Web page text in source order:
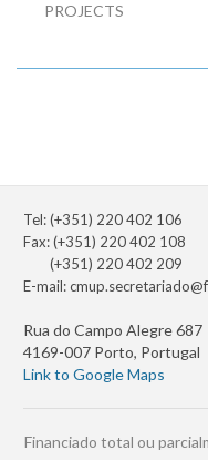
PROJECTS
Tel: (+351) 220 402 106
Fax: (+351) 220 402 108
(+351) 220 402 209
E-mail:
Rua do Campo Alegre 687
4169-007 Porto, Portugal
Link to Google Maps
Financiado total ou